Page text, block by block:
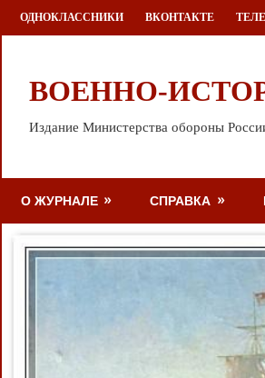
Перейти
к
ОДНОКЛАССНИКИ ВКОНТАКТЕ
ВОЕННО-
Издание Министерства обороны
О ЖУРНАЛЕ СПРАВКА